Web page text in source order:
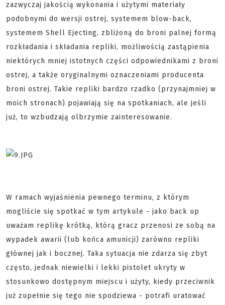
zazwyczaj jakością wykonania i użytymi materiały
podobnymi do wersji ostrej, systemem blow-back,
systemem Shell Ejecting, zbliżoną do broni palnej formą
rozkładania i składania repliki, możliwością zastąpienia
niektórych mniej istotnych części odpowiednikami z broni
ostrej, a także oryginalnymi oznaczeniami producenta
broni ostrej. Takie repliki bardzo rzadko (przynajmniej w
moich stronach) pojawiają się na spotkaniach, ale jeśli
już, to wzbudzają olbrzymie zainteresowanie.
W ramach wyjaśnienia pewnego terminu, z którym
mogliście się spotkać w tym artykule - jako back up
uważam replikę krótką, którą gracz przenosi ze sobą na
wypadek awarii (lub końca amunicji) zarówno repliki
głównej jak i bocznej. Taka sytuacja nie zdarza się zbyt
często, jednak niewielki i lekki pistolet ukryty w
stosunkowo dostępnym miejscu i użyty, kiedy przeciwnik
już zupełnie się tego nie spodziewa - potrafi uratować